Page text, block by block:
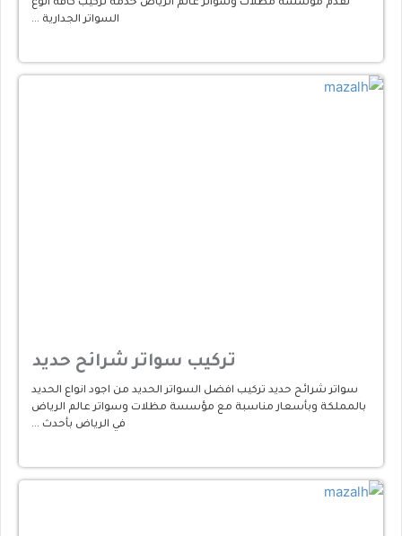
تقدم مؤسسة مظلات وسواتر عالم الرياض خدمة تركيب كافة انوع
السواتر الجدارية …
تركيب سواتر شرائح حديد
سواتر شرائح حديد تركيب افضل السواتر الحديد من اجود انواع الحديد
بالمملكة وبأسعار مناسبة مع مؤسسة مظلات وسواتر عالم الرياض
في الرياض بأحدث …